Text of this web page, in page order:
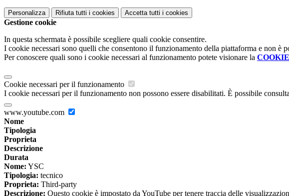
Personalizza Rifiuta tutti i cookies Accetta tutti i cookies
Gestione cookie
In questa schermata è possibile scegliere quali cookie consentire.
I cookie necessari sono quelli che consentono il funzionamento della piattaforma e non è
Per conoscere quali sono i cookie necessari al funzionamento potete visionare la
Cookie necessari per il funzionamento
I cookie necessari per il funzionamento non possono essere disabilitati. È possibile
www.youtube.com
Nome
Tipologia
Proprieta
Descrizione
Durata
Nome: YSC
Tipologia: tecnico
Proprieta: Third-party
Descrizione: Questo cookie è impostato da YouTube per tenere traccia delle